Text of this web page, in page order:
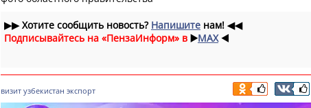
▶▶Хотите сообщить новость? Напишите нам! ◀◀
Подписывайтесь на «ПензаИнформ» в ▶️MAX ◀️
визит узбекистан экспорт